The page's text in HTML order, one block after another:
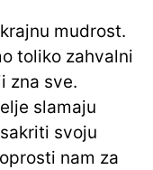
mudrost.
toliko zahvalni
zna sve.
slamaju
svoju
nam za